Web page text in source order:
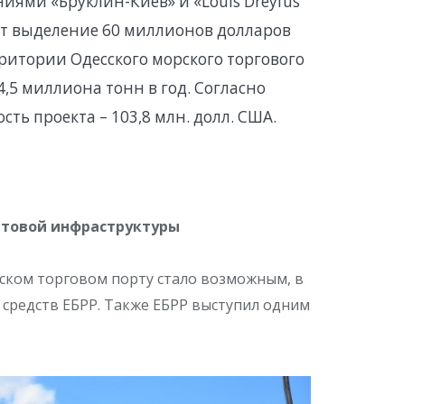
выделение 60 миллионов долларов
Одесского морского торгового
миллиона тонн в год. Согласно
проекта – 103,8 млн. долл. США.
инфраструктуры
торговом порту стало возможным, в
ЕБРР. Также ЕБРР выступил одним